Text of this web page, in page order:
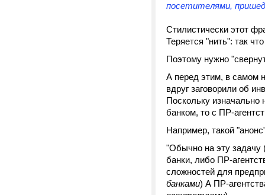
посетителями,
Стилистически этот
Теряется "нить": так
Поэтому нужно
А перед этим, в самом
вдруг заговорили об
Поскольку изначально
банком, то с ПР-
Например, такой
"Обычно на эту задачу
банки, либо ПР-
сложностей для
банками) А ПР-